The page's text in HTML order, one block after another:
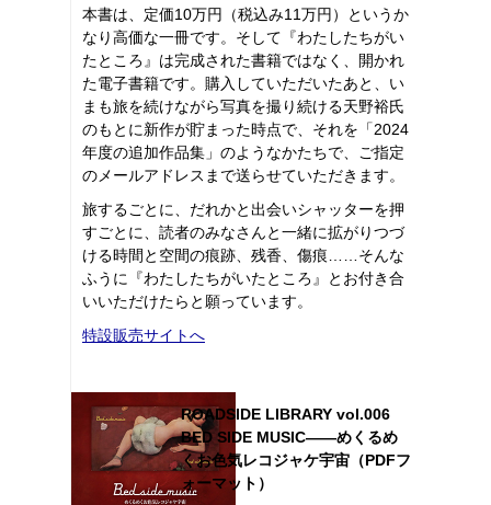
本書は、定価10万円（税込み11万円）というか
なり高価な一冊です。そして『わたしたちがい
たところ』は完成された書籍ではなく、開かれ
た電子書籍です。購入していただいたあと、い
まも旅を続けながら写真を撮り続ける天野裕氏
のもとに新作が貯まった時点で、それを「2024
年度の追加作品集」のようなかたちで、ご指定
のメールアドレスまで送らせていただきます。
旅するごとに、だれかと出会いシャッターを押
すごとに、読者のみなさんと一緒に拡がりつづ
ける時間と空間の痕跡、残香、傷痕……そんな
ふうに『わたしたちがいたところ』とお付き合
いいただけたらと願っています。
特設販売サイトへ
ROADSIDE LIBRARY vol.006
BED SIDE MUSIC――めくるめ
くお色気レコジャケ宇宙（PDFフ
ォーマット）